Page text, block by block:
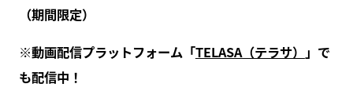
（期間限定）
※動画配信プラットフォーム「TELASA（テラサ） 」で
も配信中！